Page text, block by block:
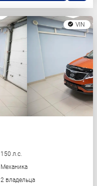
VIN
150 л.с.
Механика
2 владельца